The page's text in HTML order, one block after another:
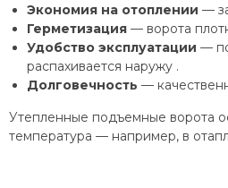
Экономия на отоплении —
Герметизация — ворота
Удобство эксплуатации —
распахивается наружу .
Долговечность —
Утепленные подъемные ворота
температура — например, в